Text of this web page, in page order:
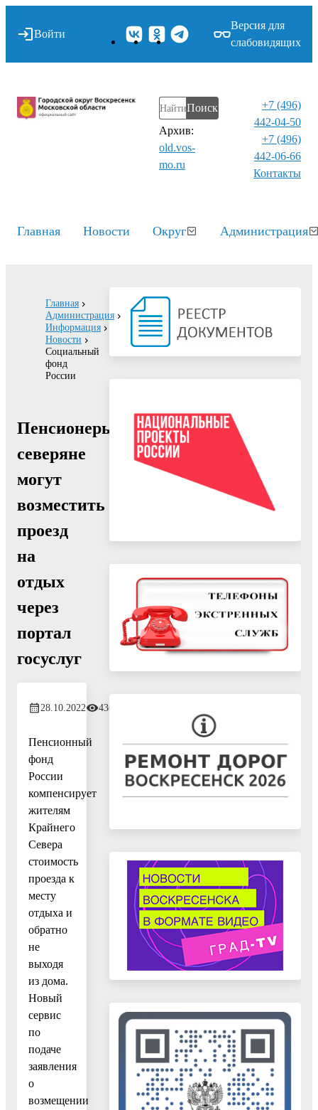
Войти
Версия для
слабовидящих
Поиск
Архив:
old.vos-
mo.ru
+7 (496)
442-04-50
+7 (496)
442-06-66
Контакты⁠
Главная Новости Округ Администрация
Главная
Администрация
Информация
Новости
Социальный
фонд
России
Пенсионеры-
северяне
могут
возместить
проезд
на
отдых
через
портал
госуслуг
28.10.2022 436
Пенсионный
фонд
России
компенсирует
жителям
Крайнего
Севера
стоимость
проезда к
месту
отдыха и
обратно
не
выходя
из дома.
Новый
сервис
по
подаче
заявления
о
возмещении